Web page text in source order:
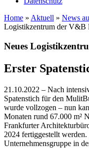
Home » Aktuell » News
Logistikzentrum der V&B
Neues
Erster
21.10.2022 – Nach
Spatenstich für den
wurde vollzogen – nun
Monaten rund 67.000 m²
Frankfurter
2024 fertiggestellt
Unternehmensgruppe in